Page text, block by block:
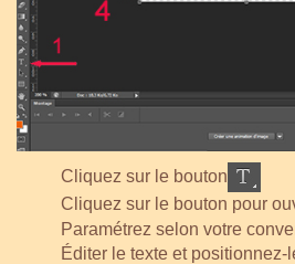
Cliquez sur le bouton
Cliquez sur le bouton pour
Paramétrez selon votre
Éditer le texte et positionnez-